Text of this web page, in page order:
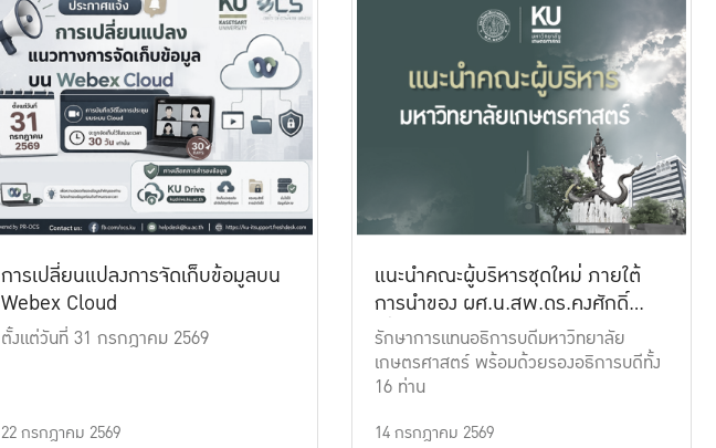
การเปลี่ยนแปลงการจัดเก็บข้อมูลบน
Webex Cloud
ตั้งแต่วันที่ 31 กรกฎาคม 2569
22 กรกฎาคม 2569
แนะนำคณะผู้บริหารชุดใหม่ ภายใต้
การนำของ ผศ.น.สพ.ดร.คงศักดิ์
เที่ยงธรรม
รักษาการแทนอธิการบดีมหาวิทยาลัย
เกษตรศาสตร์ พร้อมด้วยรองอธิการบดีทั้ง
16 ท่าน
14 กรกฎาคม 2569